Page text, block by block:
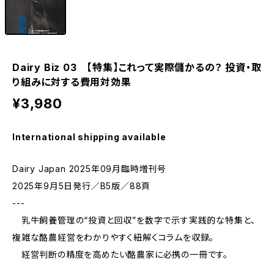
Dairy Biz 03 【特集】これって実際儲かるの？ 投資・取
り組みに対する費用対効果
¥3,980
International shipping available
Dairy Japan 2025年09月臨時増刊号
2025年9月5日発行／B5版／88頁
---
乳牛飼養管理の“投資と回収”を数字で示す実践的な特集と、
複雑な酪農経営をわかりやすく紐解くコラムを収録。
経営判断の精度を高めたい酪農家に必携の一冊です。